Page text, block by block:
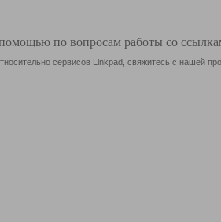
помощью по вопросам работы со
сервисов Linkpad, свяжитесь с нашей